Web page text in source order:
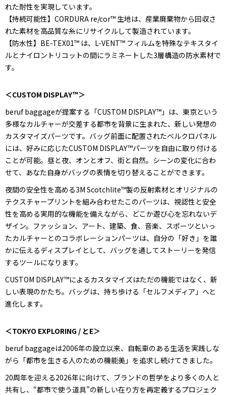
れた耐性を実現しています。
【持続可能性】CORDURA re/cor™ 生地は、産業廃棄物から回収さ
れた素材を高品質な糸にリサイクルして製造されています。
【防水性】BE-TEX01™ は、L-VENT™ フィルムを特殊なテキスタイ
ルとナイロントリコットの間にラミネートした3層構造の防水素材で
す。
＜CUSTOM DISPLAY™＞
beruf baggageが提案する「CUSTOM DISPLAY™」は、東京という
多様なカルチャーが交差する都市を背景に生まれた、新しい発想の
カスタマイズパーツです。バッグ前面に配置されたベルクロパネル
には、好みに応じたCUSTOM DISPLAY™パーツを自由に取り付ける
ことが可能。昼と夜、オンとオフ、街と自然。シーンの変化に合わ
せて、あなた自身がバッグの表情を切り替えることができます。
夜間の安全性を高める3M Scotchlite™製の反射素材とオリジナルの
テクスチャープリントを組み合わせたこのパーツは、視認性と安全
性を高める実用的な機能を備えながら、どこか遊び心を忘れないデ
ザイン。ファッション、アート、建築、食、音楽、スポーツといっ
たカルチャーとのコラボレーションパーツは、自分の「好き」を誰
かに伝えるディスプレイとして、バッグを通してストーリーを発信
するツールになります。
CUSTOM DISPLAY™によるカスタマイズはただの機能ではなく、新
しい表現のかたち。バッグは、持ち歩ける「セルフメディア」へと
進化します。
＜TOKYO EXPLORING / とE＞
beruf baggageは2006年の設立以来、自転車のある生活を実践しな
がら「都市を生きる人のための機能美」を追求し続けてきました。
20周年を迎える2026年に向けて、ブランドの哲学をより多くの人と
共有し、“都市で使う道具”の新しい在り方を再定義するプロジェク